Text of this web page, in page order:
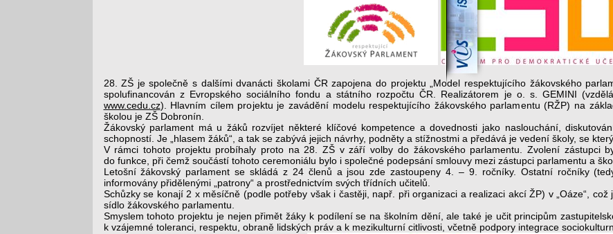
28. ZŠ je společně s dalšími dvanácti školami ČR zapojena do projektu „Model respektujícího žákovského
spolufinancován z Evropského sociálního fondu a státního rozpočtu ČR. Realizátorem je o. s. GEMINI
www.cedu.cz). Hlavním cílem projektu je zavádění modelu respektujícího žákovského parlamentu (RŽP) na
školou je ZŠ Dobronín.
Žákovský parlament má u žáků rozvíjet některé klíčové kompetence a dovednosti jako naslouchání,
schopností. Je „hlasem žáků“, a tak se zabývá jejich návrhy, podněty a stížnostmi a předává je vedení školy, se
V rámci tohoto projektu probíhaly proto na 28. ZŠ v září volby do žákovského parlamentu. Zvolení zástupci
do funkce, při čemž součástí tohoto ceremoniálu bylo i společné podepsání smlouvy mezi zástupci parlamentu a
Letošní žákovský parlament se skládá z 24 členů a jsou zde zastoupeny 4. – 9. ročníky. Ostatní ročníky
informovány přidělenými „patrony“ a prostřednictvím svých třídních učitelů.
Schůzky se konají 2 x měsíčně (podle potřeby však i častěji, např. při organizaci a realizaci akcí ŽP) v „Oáze“,
sídlo žákovského parlamentu.
Smyslem tohoto projektu je nejen přimět žáky k podílení se na školním dění, ale také je učit principům
k vzájemné toleranci, respektu, obraně lidských práv a k mezikulturní citlivosti, včetně podpory integrace